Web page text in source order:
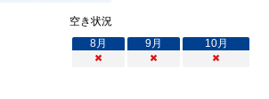
空き状況
8月 9月 10月
×
× ×